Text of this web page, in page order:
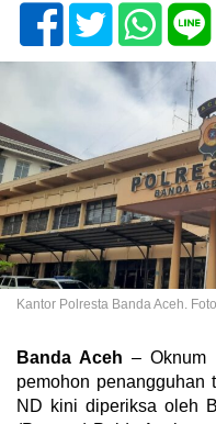
Kantor Polresta Banda Aceh.
Banda Aceh– Oknum
pemohon penangguhan
ND kini diperiksa oleh